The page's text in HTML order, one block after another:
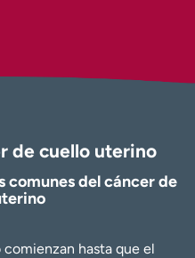
de cuello uterino
comunes del cáncer de
comienzan hasta que el